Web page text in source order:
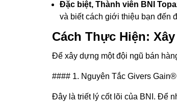
Đặc biệt, Thành viên BNI
và biết cách giới thiệu bạn đến
Cách Thực Hiện:
Để xây dựng một đội ngũ bán
#### 1. Nguyên Tắc Givers
Đây là triết lý cốt lõi của BNI. Để